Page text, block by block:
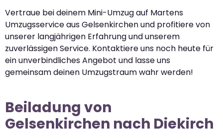
Vertraue bei deinem Mini-Umzug auf Martens
Umzugsservice aus Gelsenkirchen und profitiere von
unserer langjährigen Erfahrung und unserem
zuverlässigen Service. Kontaktiere uns noch heute für
ein unverbindliches Angebot und lasse uns
gemeinsam deinen Umzugstraum wahr werden!
Beiladung von
Gelsenkirchen nach Diekirch